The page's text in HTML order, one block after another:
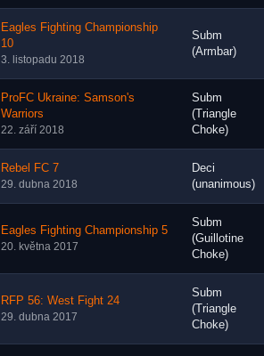
Eagles Fighting Championship
10
3. listopadu 2018
Subm
(Armbar)
ProFC Ukraine: Samson's
Warriors
22. září 2018
Subm
(Triangle
Choke)
Rebel FC 7
29. dubna 2018
Deci
(unanimous)
Eagles Fighting Championship 5
20. května 2017
Subm
(Guillotine
Choke)
RFP 56: West Fight 24
29. dubna 2017
Subm
(Triangle
Choke)